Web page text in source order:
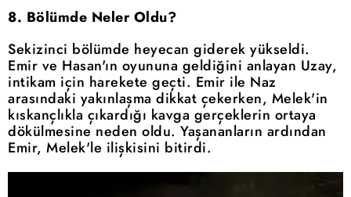
8. Bölümde Neler Oldu?
Sekizinci bölümde heyecan giderek yükseldi.
Emir ve Hasan'ın oyununa geldiğini anlayan Uzay,
intikam için harekete geçti. Emir ile Naz
arasındaki yakınlaşma dikkat çekerken, Melek'in
kıskançlıkla çıkardığı kavga gerçeklerin ortaya
dökülmesine neden oldu. Yaşananların ardından
Emir, Melek'le ilişkisini bitirdi.